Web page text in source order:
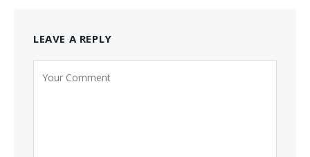
LEAVE A REPLY